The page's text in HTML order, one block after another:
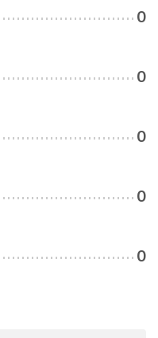
0
0
0
0
0